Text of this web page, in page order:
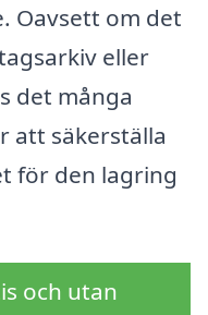
Oavsett om det
eller
det många
att säkerställa
för den lagring
och utan